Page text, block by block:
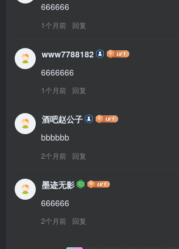
666666
1个月前 回复
www7788182
6666666
1个月前 回复
酒吧赵公子
bbbbbb
2个月前 回复
墨迹无影
666666
2个月前 回复